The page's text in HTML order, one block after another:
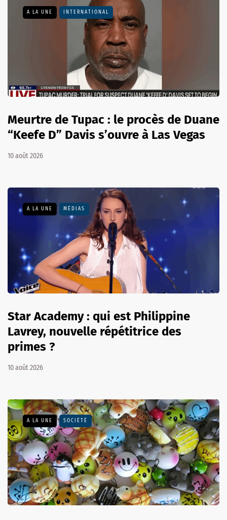
A LA UNE INTERNATIONAL
Meurtre de Tupac : le procès de Duane
“Keefe D” Davis s’ouvre à Las Vegas
10 août 2026
A LA UNE MÉDIAS
Star Academy : qui est Philippine
Lavrey, nouvelle répétitrice des
primes ?
10 août 2026
A LA UNE SOCIÉTÉ